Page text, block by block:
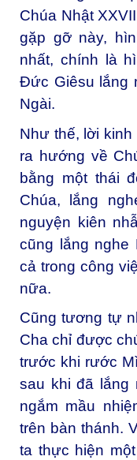
Chúa Nhật
gặp gỡ này,
nhất, chính là
Đức Giêsu lắng
Ngài.
Như thế, lời
ra hướng về
bằng một thái
Chúa, lắng
nguyện kiên
cũng lắng nghe
cả trong công
nữa.
Cũng tương tự
Cha chỉ được
trước khi rước
sau khi đã lắng
ngắm mầu
trên bàn thánh.
ta thực hiện